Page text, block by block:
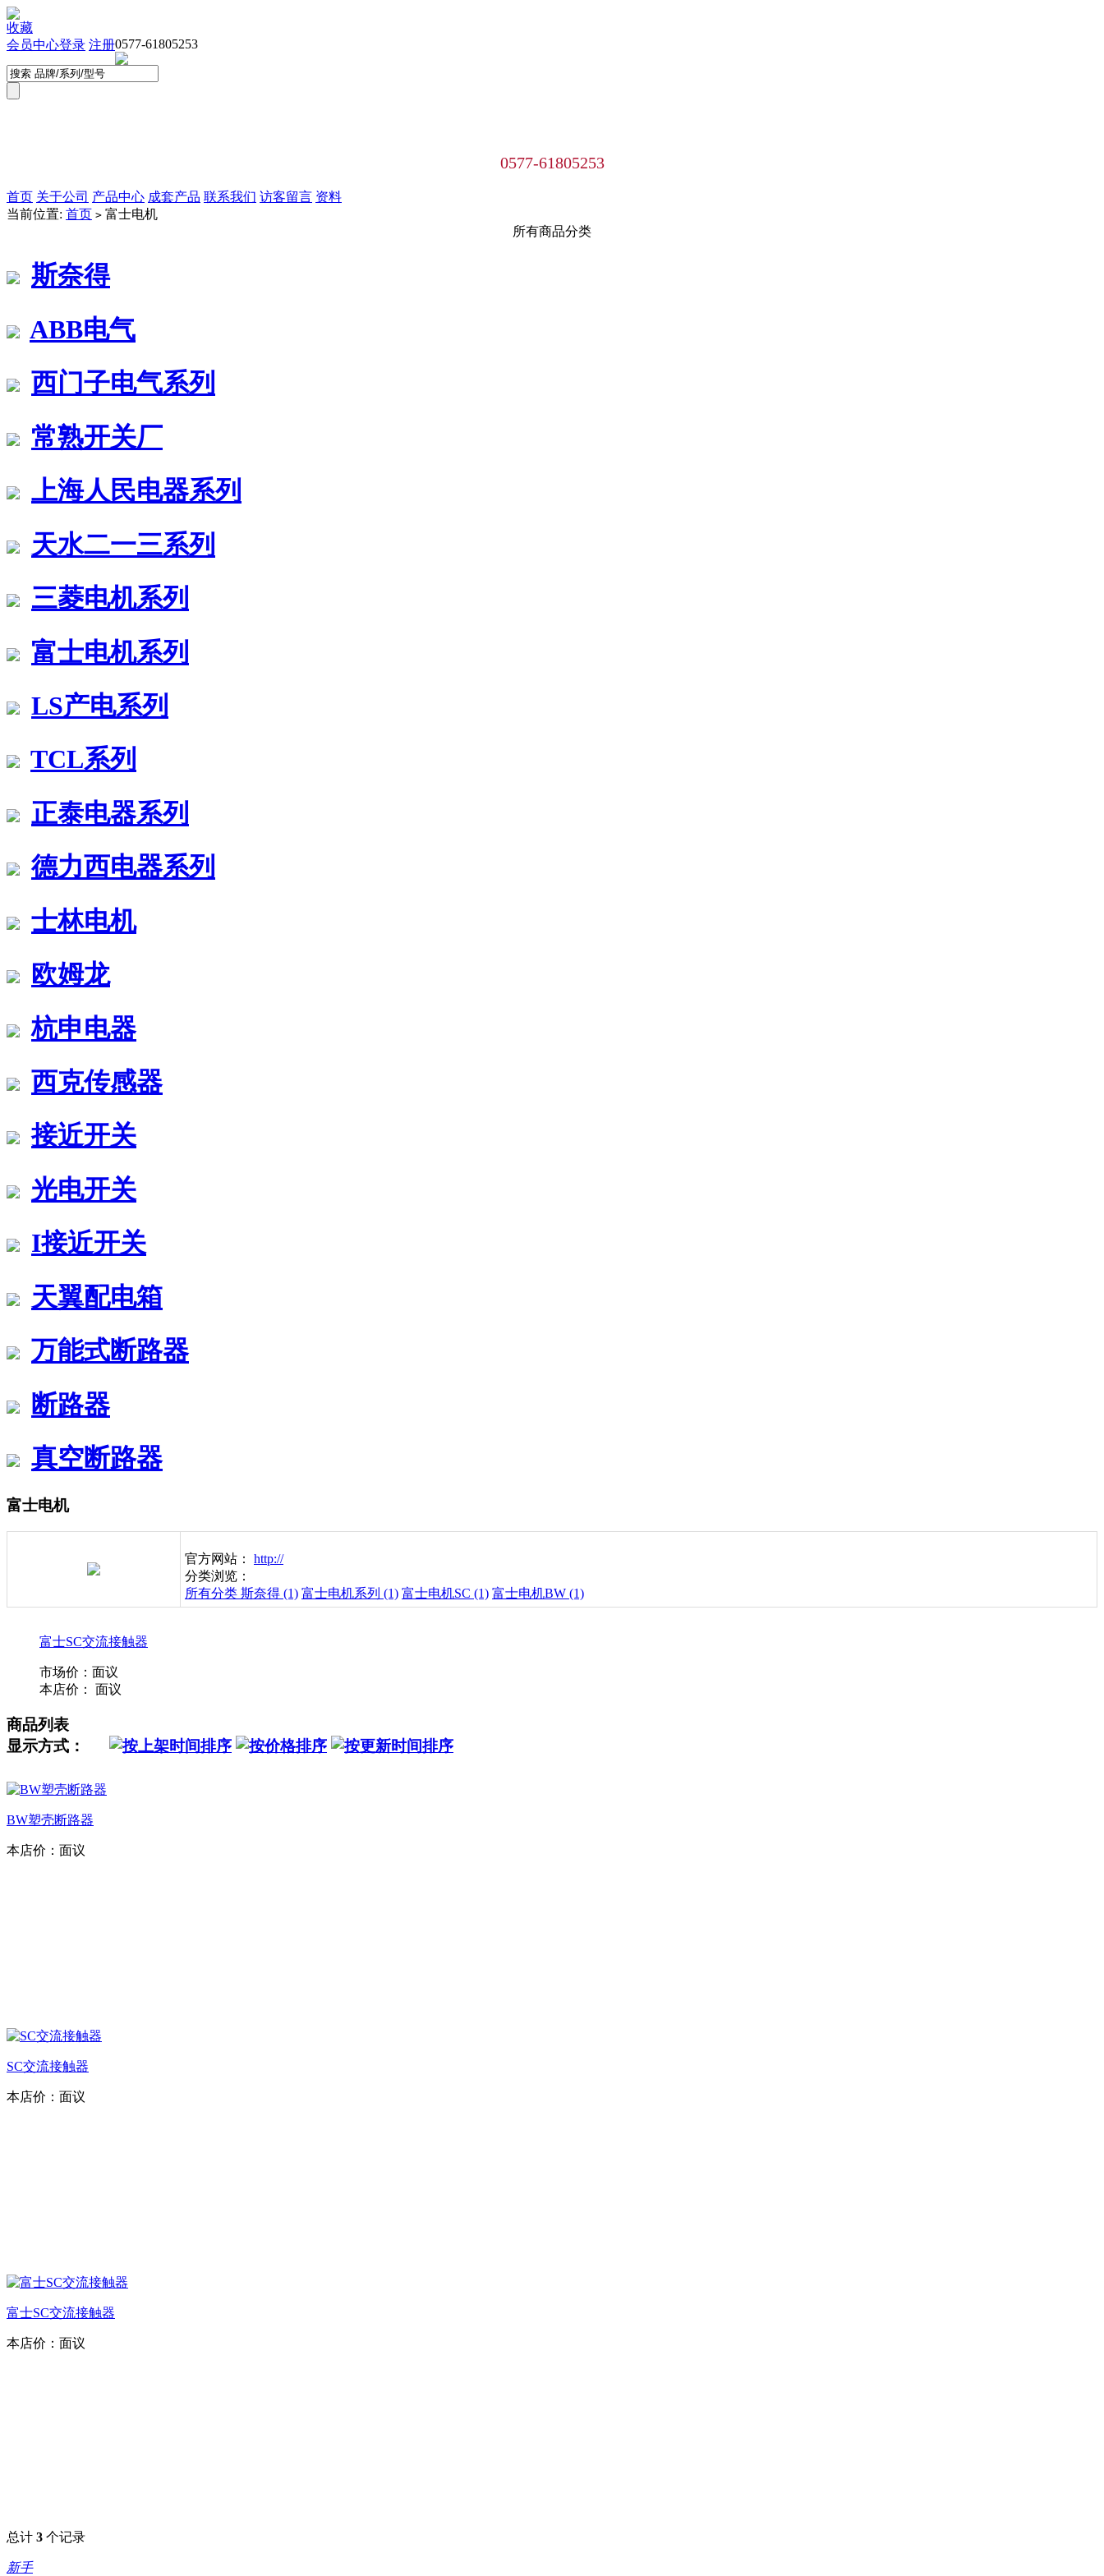
收藏
0577-61805253
登录 注册
会员中心
0577-61805253
首页 关于公司 产品中心 成套产品 联系我们 访客留言 资料
当前位置: 首页 > 富士电机
所有商品分类
斯奈得
ABB电气
西门子电气系列
常熟开关厂
上海人民电器系列
天水二一三系列
三菱电机系列
富士电机系列
LS产电系列
TCL系列
正泰电器系列
德力西电器系列
士林电机
欧姆龙
杭申电器
西克传感器
接近开关
光电开关
I接近开关
天翼配电箱
万能式断路器
断路器
真空断路器
富士电机
官方网站： http://
分类浏览：
所有分类 斯奈得 (1) 富士电机系列 (1) 富士电机SC (1) 富士电机BW (1)
富士SC交流接触器
市场价： 面议
本店价：
面议
商品列表
显示方式：
BW塑壳断路器
本店价： 面议
SC交流接触器
本店价： 面议
富士SC交流接触器
本店价： 面议
总计 3 个记录
新手